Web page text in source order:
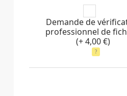
Demande de
professionnel de
(+ 4,00 €)
?